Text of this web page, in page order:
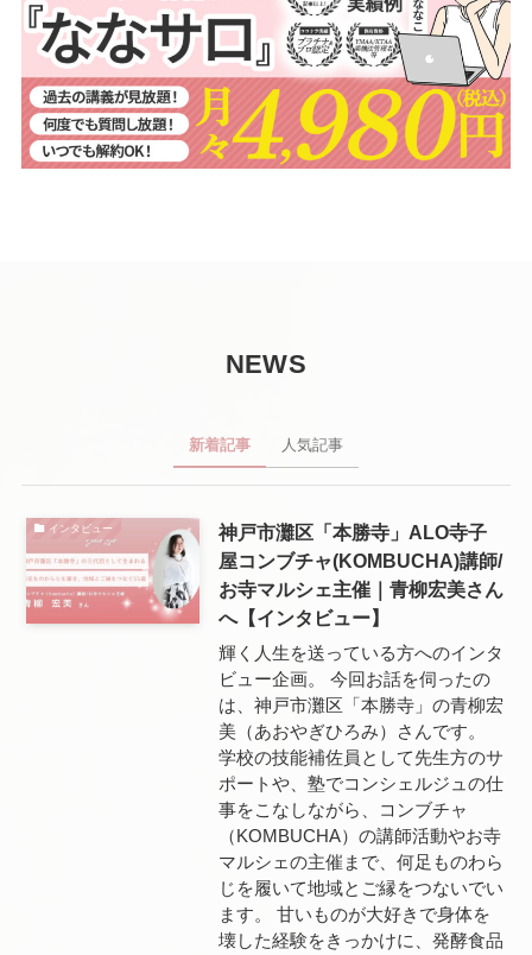
NEWS
新着記事 人気記事
インタビュー
神戸市灘区「本勝寺」ALO寺子
屋コンブチャ(KOMBUCHA)講師/
お寺マルシェ主催｜青柳宏美さん
へ【インタビュー】
輝く人生を送っている方へのインタ
ビュー企画。 今回お話を伺ったの
は、神戸市灘区「本勝寺」の青柳宏
美（あおやぎひろみ）さんです。
学校の技能補佐員として先生方のサ
ポートや、塾でコンシェルジュの仕
事をこなしながら、コンブチャ
（KOMBUCHA）の講師活動やお寺
マルシェの主催まで、何足ものわら
じを履いて地域とご縁をつないでい
ます。 甘いものが大好きで身体を
壊した経験をきっかけに、発酵食品